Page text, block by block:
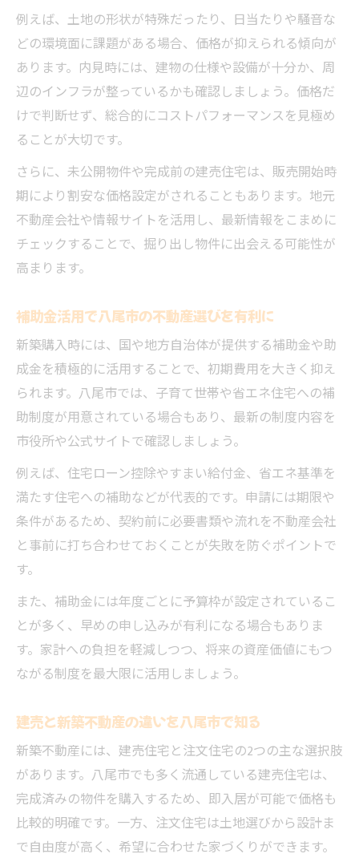
不動産新築購入で税制優遇を上手に活用
八尾市不動産で家族に最適な新生活を掴む
不動産新築で八尾市新生活の理想を形に
八尾市新築一戸建てで叶う快適な暮らし
家族に合う八尾市の不動産新築を探す方法
八尾市不動産で子育て世帯の安心を実現
新築不動産購入後の八尾市生活サポート
例えば、土地の形状が特殊だったり、日当たりや騒音な
どの環境面に課題がある場合、価格が抑えられる傾向が
あります。内見時には、建物の仕様や設備が十分か、周
辺のインフラが整っているかも確認しましょう。価格だ
けで判断せず、総合的にコストパフォーマンスを見極め
ることが大切です。
さらに、未公開物件や完成前の建売住宅は、販売開始時
期により割安な価格設定がされることもあります。地元
不動産会社や情報サイトを活用し、最新情報をこまめに
チェックすることで、掘り出し物件に出会える可能性が
高まります。
補助金活用で八尾市の不動産選びを有利に
新築購入時には、国や地方自治体が提供する補助金や助
成金を積極的に活用することで、初期費用を大きく抑え
られます。八尾市では、子育て世帯や省エネ住宅への補
助制度が用意されている場合もあり、最新の制度内容を
市役所や公式サイトで確認しましょう。
例えば、住宅ローン控除やすまい給付金、省エネ基準を
満たす住宅への補助などが代表的です。申請には期限や
条件があるため、契約前に必要書類や流れを不動産会社
と事前に打ち合わせておくことが失敗を防ぐポイントで
す。
また、補助金には年度ごとに予算枠が設定されているこ
とが多く、早めの申し込みが有利になる場合もありま
す。家計への負担を軽減しつつ、将来の資産価値にもつ
ながる制度を最大限に活用しましょう。
建売と新築不動産の違いを八尾市で知る
新築不動産には、建売住宅と注文住宅の2つの主な選択肢
があります。八尾市でも多く流通している建売住宅は、
完成済みの物件を購入するため、即入居が可能で価格も
比較的明確です。一方、注文住宅は土地選びから設計ま
で自由度が高く、希望に合わせた家づくりができます。